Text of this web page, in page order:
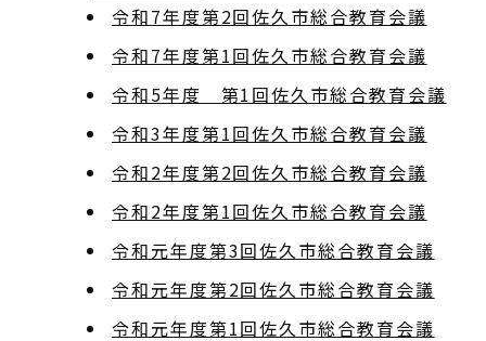
令和7年度第2回佐久市総合教育会議
令和7年度第1回佐久市総合教育会議
令和5年度 第1回佐久市総合教育会議
令和3年度第1回佐久市総合教育会議
令和2年度第2回佐久市総合教育会議
令和2年度第1回佐久市総合教育会議
令和元年度第3回佐久市総合教育会議
令和元年度第2回佐久市総合教育会議
令和元年度第1回佐久市総合教育会議